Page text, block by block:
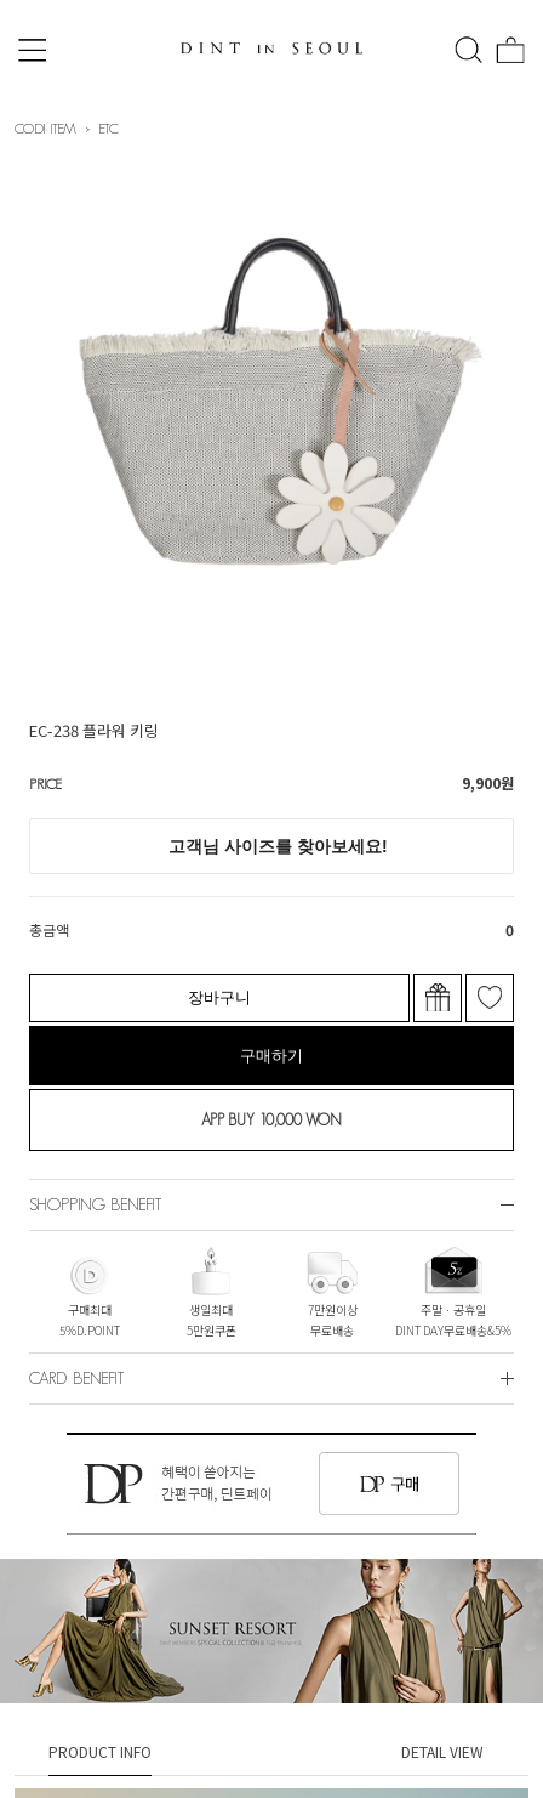
CODI ITEM ETC
EC-238 플라워 키링
PRICE 9,900원
총금액 0
장바구니
구매하기
SHOPPING BENEFIT
구매최대
5%D.POINT
생일최대
5만원쿠폰
7만원이상
무료배송
주말ㆍ공휴일
DINT DAY무료배송&5%
CARD BENEFIT
PRODUCT INFO DETAIL VIEW